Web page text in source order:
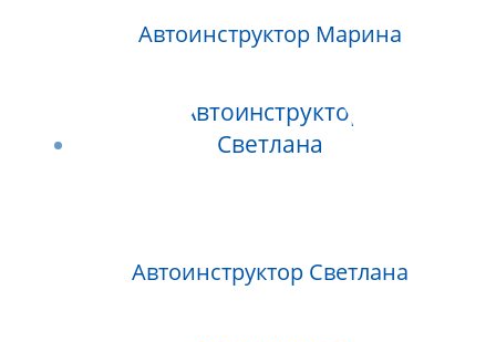
Автоинструктор Марина
Автоинструктор Светлана